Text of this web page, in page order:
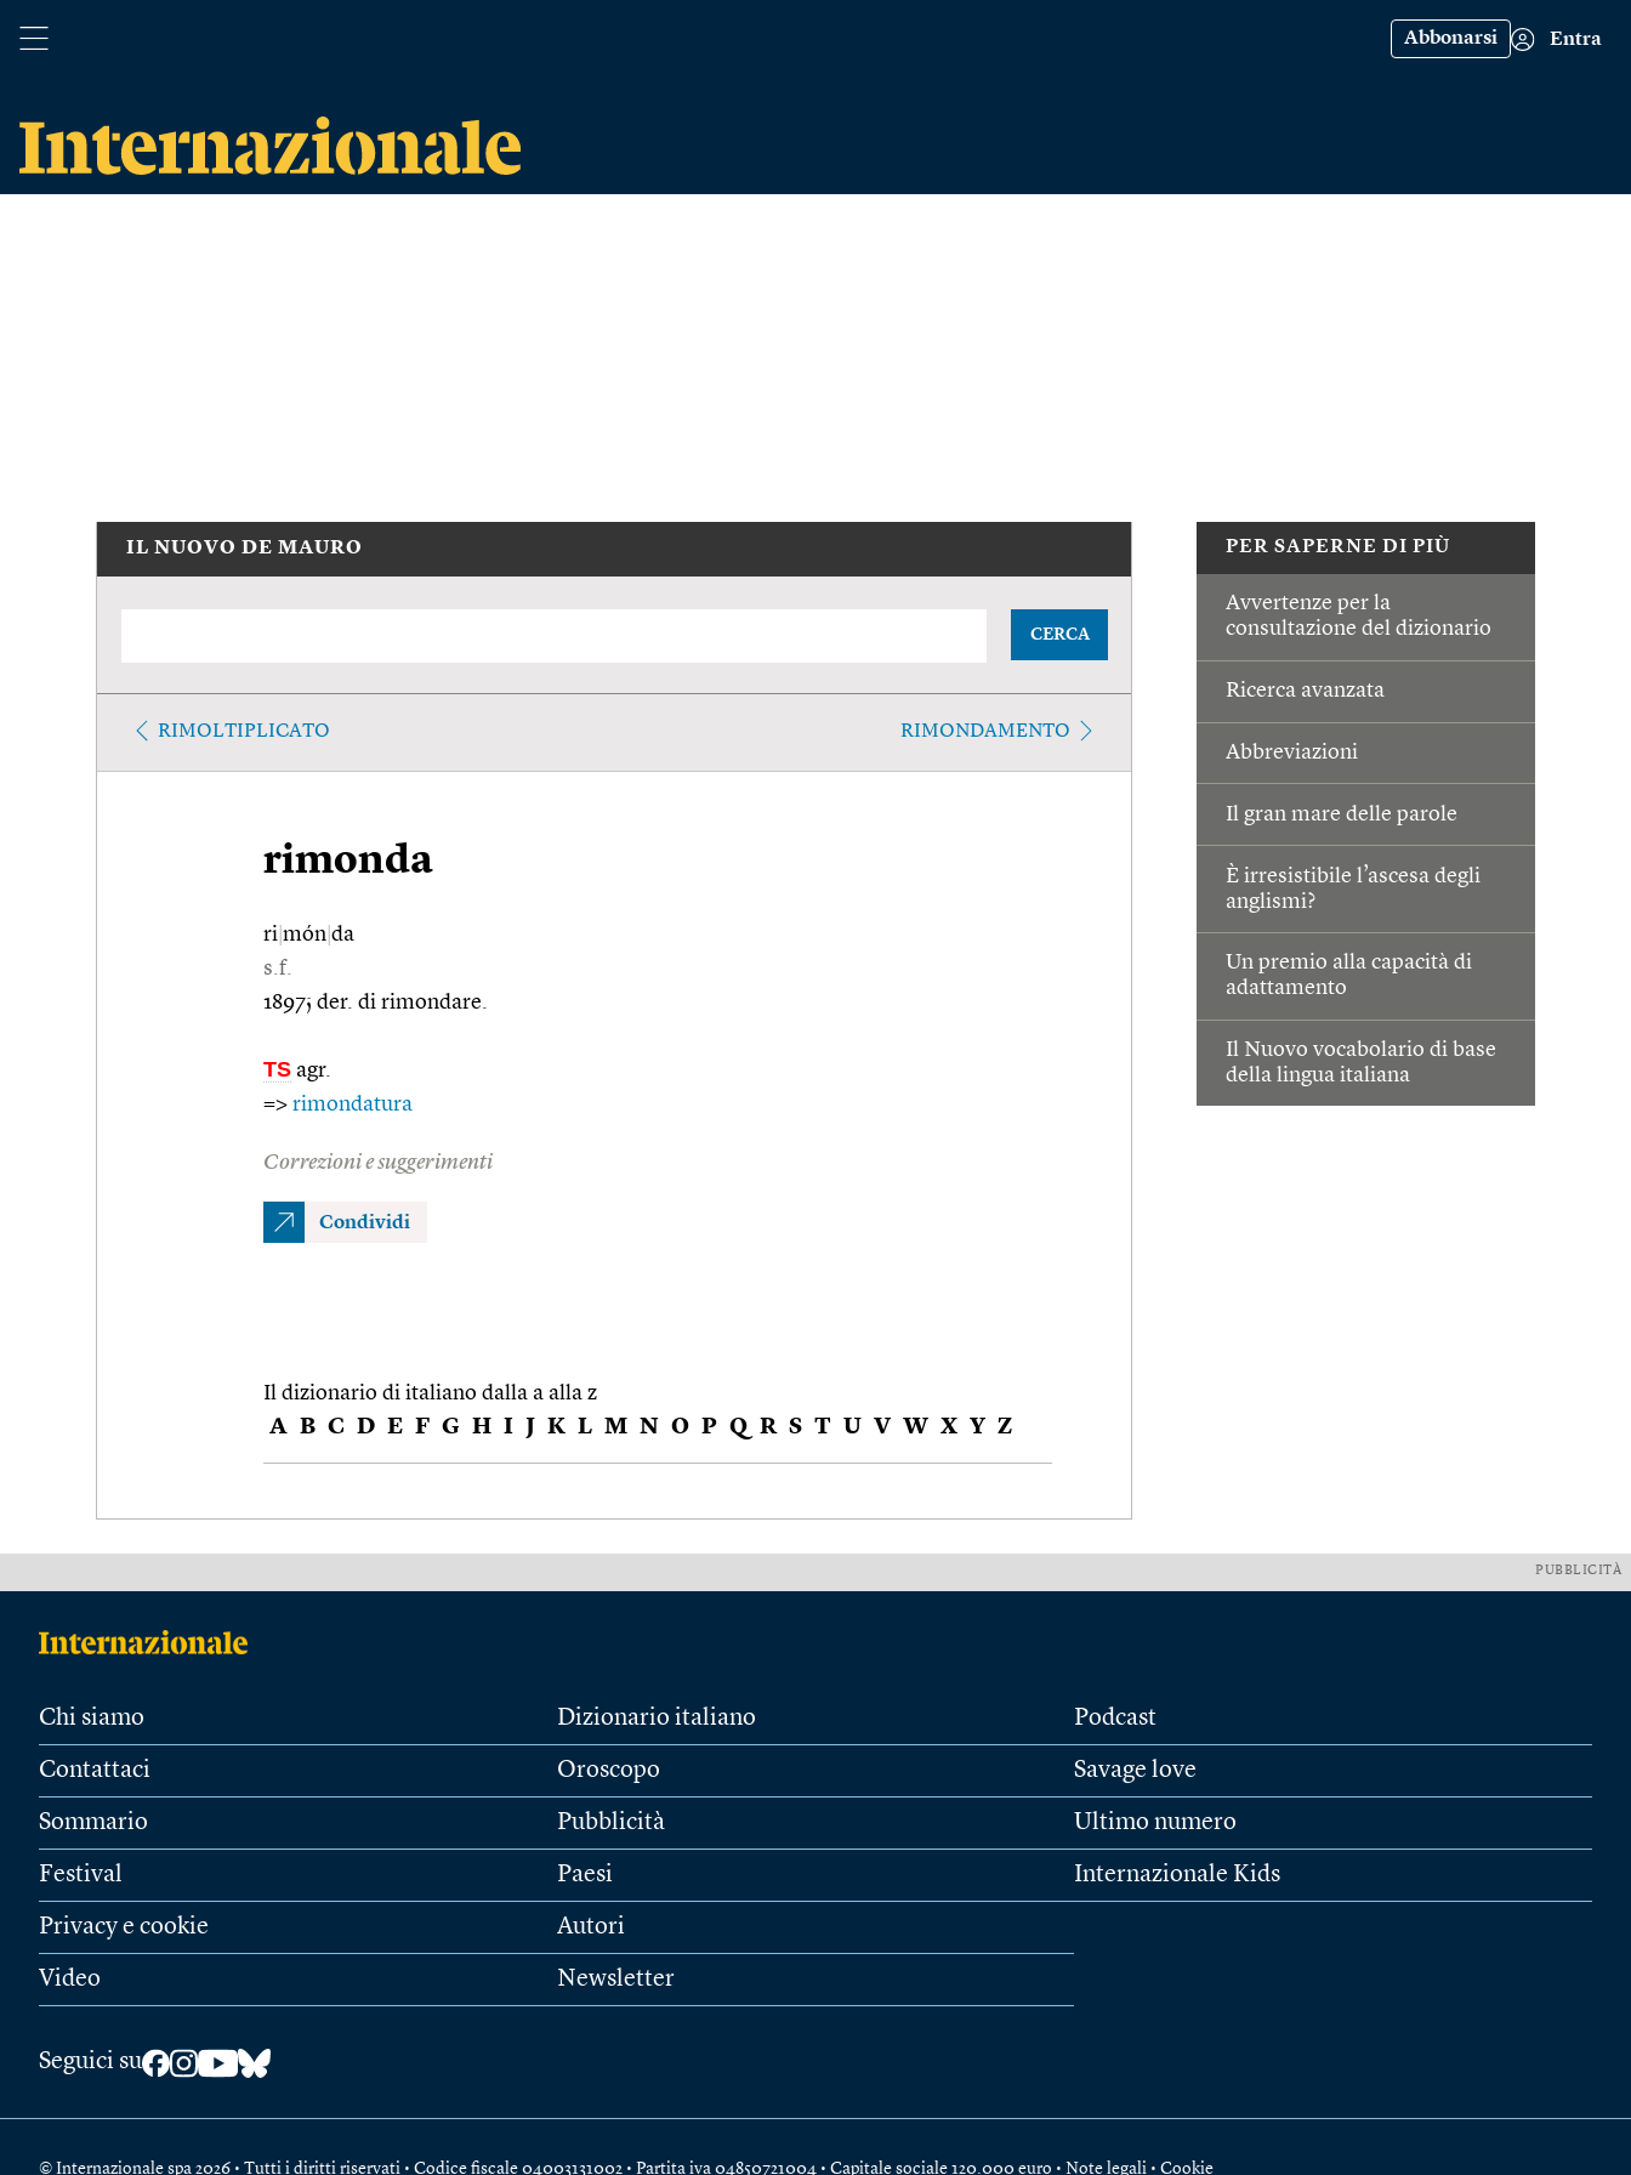
Abbonarsi Entra
PER SAPERNE DI PIÙ
Avvertenze per la
consultazione del dizionario
Ricerca avanzata
Abbreviazioni
Il gran mare delle parole
È irresistibile l’ascesa degli
anglismi?
Un premio alla capacità di
adattamento
Il Nuovo vocabolario di base
della lingua italiana
IL NUOVO DE MAURO
CERCA
RIMOLTIPLICATO RIMONDAMENTO
rimonda
ri món da
s.f.
1897; der. di rimondare.
TS agr.
=> rimondatura
Correzioni e suggerimenti
Condividi
Il dizionario di italiano dalla a alla z
A B C D E F G H I J K L M N O P Q R S T U V W X Y Z
PUBBLICITÀ
Chi siamo
Contattaci
Sommario
Festival
Privacy e cookie
Video
Dizionario italiano
Oroscopo
Pubblicità
Paesi
Autori
Newsletter
Podcast
Savage love
Ultimo numero
Internazionale Kids
Seguici su
© Internazionale spa 2026 • Tutti i diritti riservati • Codice fiscale 04003131002 • Partita iva 04850721004 • Capitale sociale 120.000 euro • Note legali • Cookie